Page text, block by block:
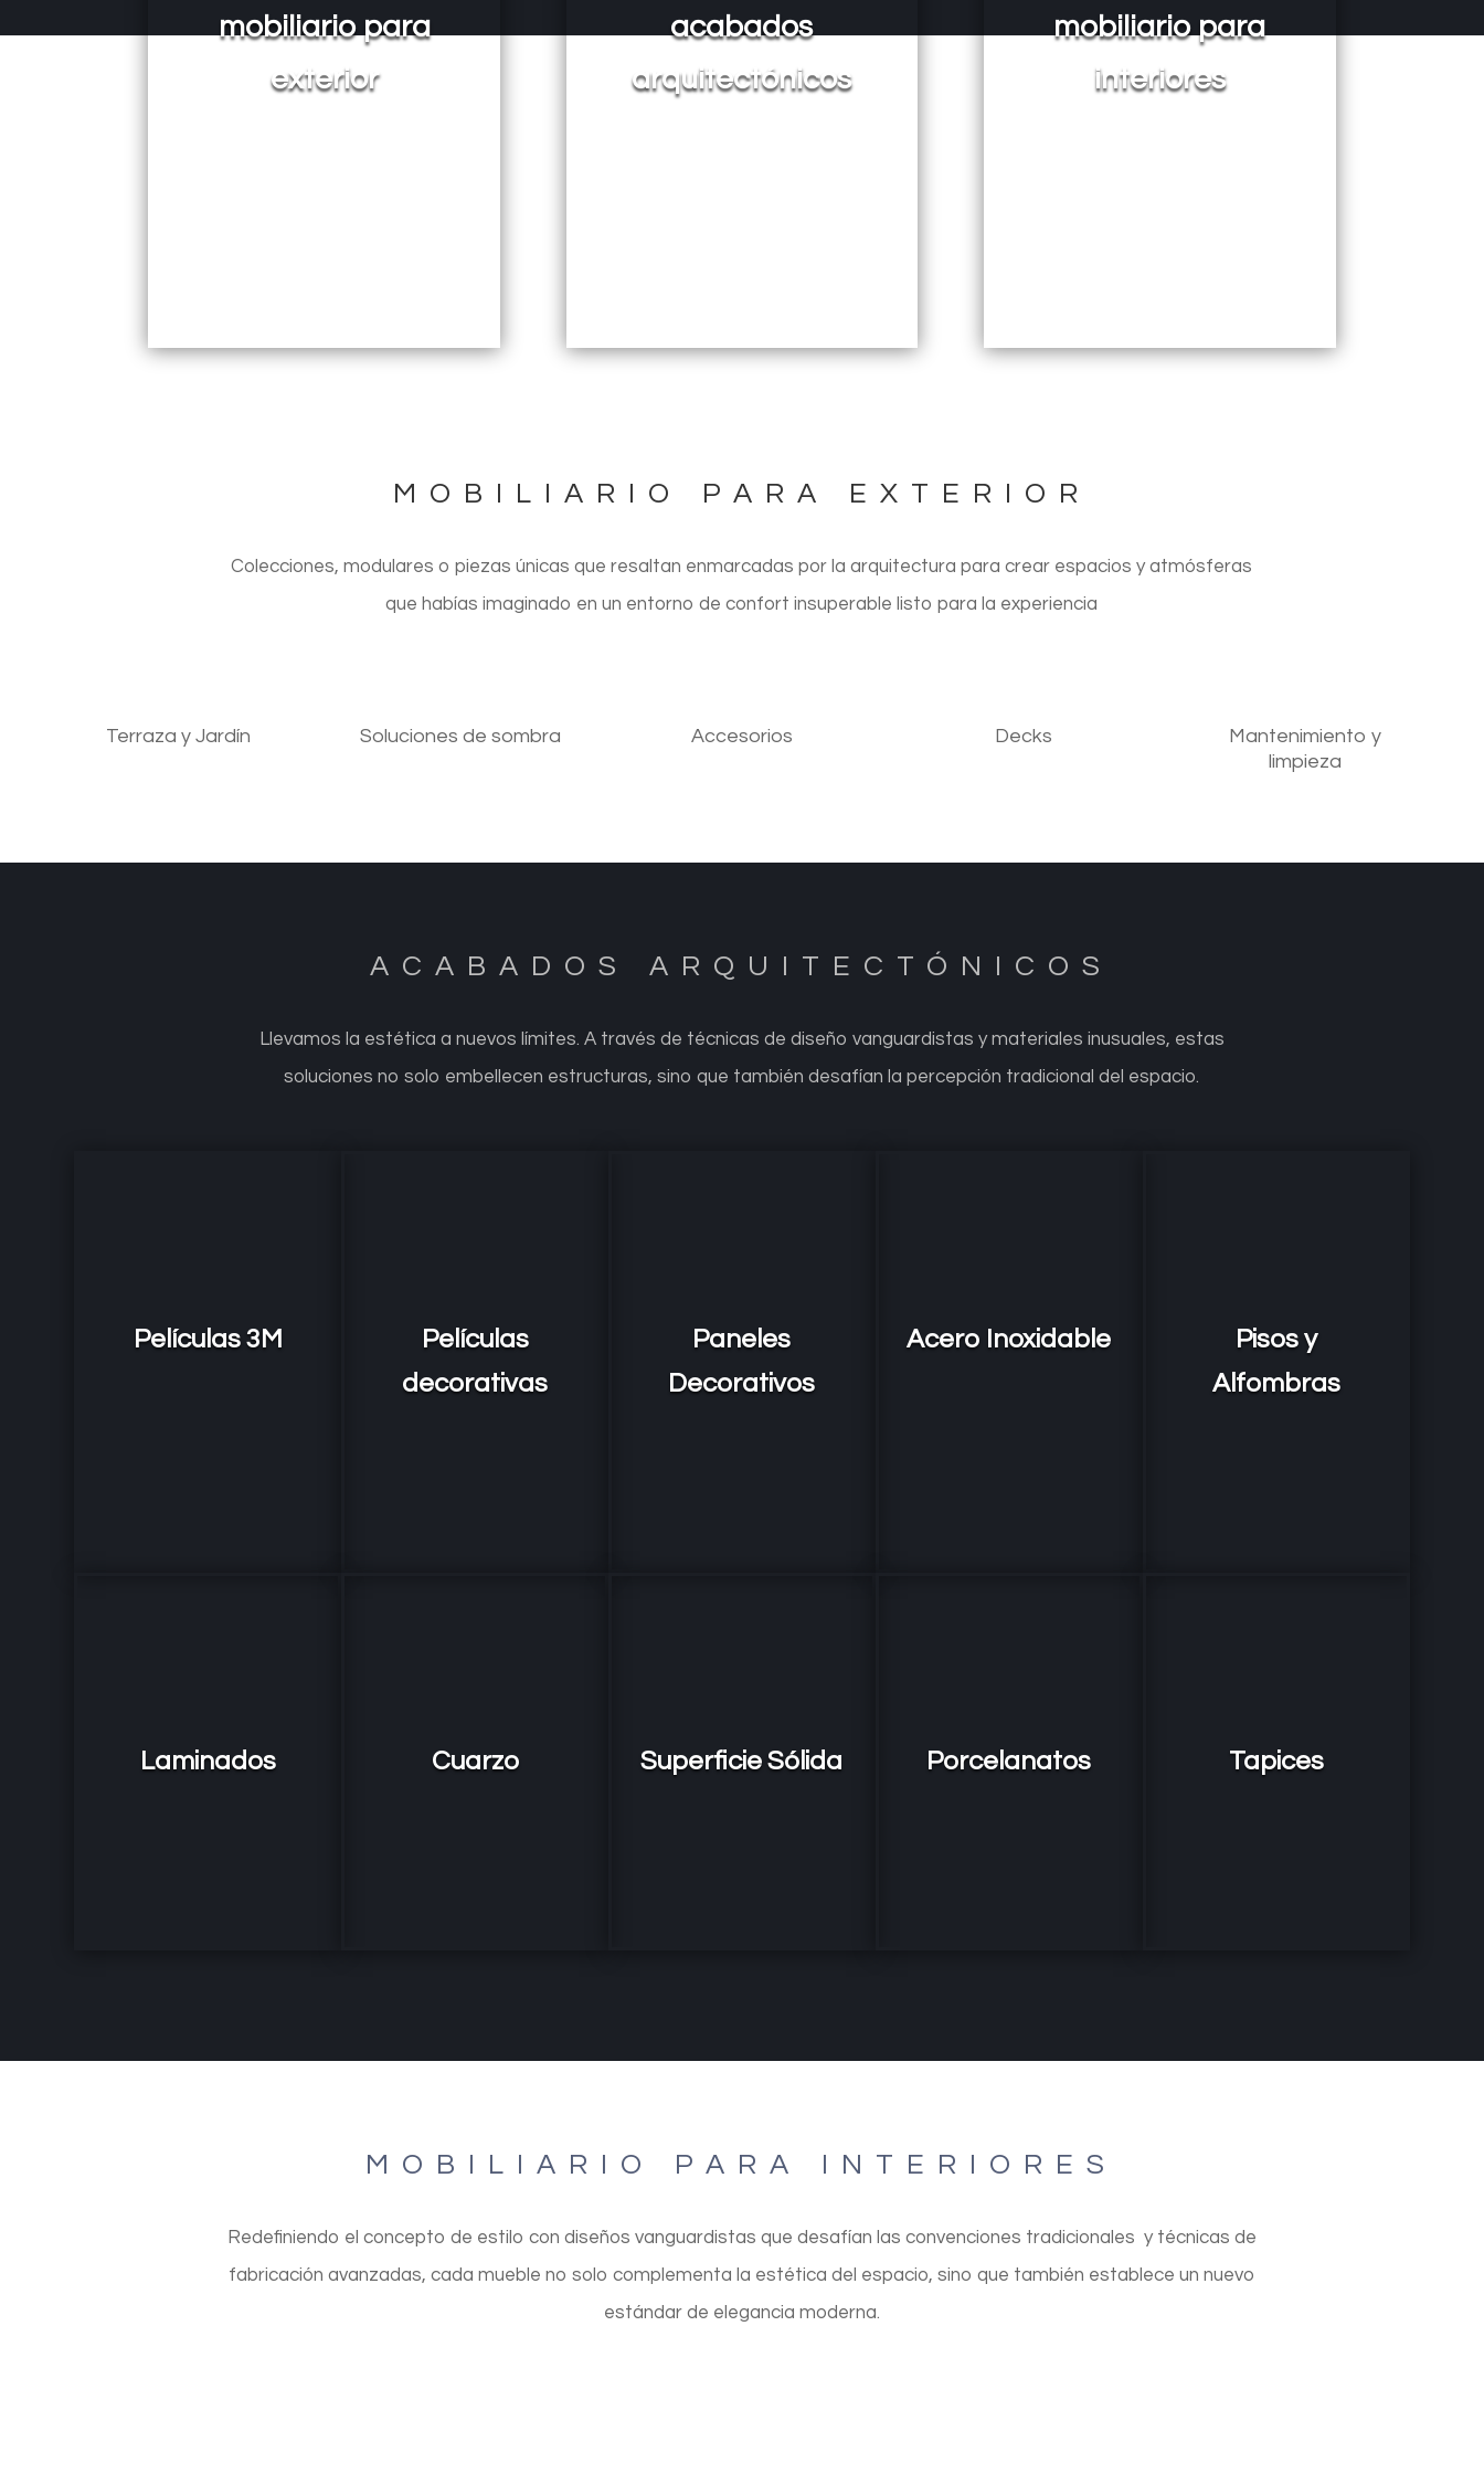
mobiliario para
exterior
acabados
arquitectónicos
mobiliario para
interiores
MOBILIARIO PARA EXTERIOR
Colecciones, modulares o piezas únicas que resaltan enmarcadas por la arquitectura para crear espacios y atmósferas
que habías imaginado en un entorno de confort insuperable listo para la experiencia
Terraza y Jardín Soluciones de sombra Accesorios Decks
Mantenimiento y
limpieza
ACABADOS ARQUITECTÓNICOS
Llevamos la estética a nuevos límites. A través de técnicas de diseño vanguardistas y materiales inusuales, estas
soluciones no solo embellecen estructuras, sino que también desafían la percepción tradicional del espacio.
Películas 3M
Películas
decorativas
Paneles
Decorativos
Acero Inoxidable
Pisos y
Alfombras
Laminados Cuarzo Superficie Sólida Porcelanatos Tapices
MOBILIARIO PARA INTERIORES
Redefiniendo el concepto de estilo con diseños vanguardistas que desafían las convenciones tradicionales y técnicas de
fabricación avanzadas, cada mueble no solo complementa la estética del espacio, sino que también establece un nuevo
estándar de elegancia moderna.